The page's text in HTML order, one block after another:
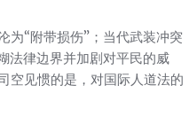
为“附带损伤”；当代武装冲突
法律边界并加剧对平民的威
空见惯的是，对国际人道法的